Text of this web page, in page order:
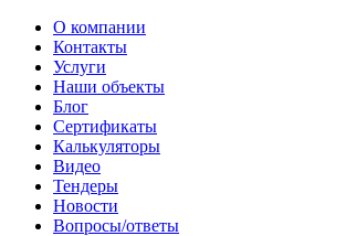
О компании
Контакты
Услуги
Наши объекты
Блог
Сертификаты
Калькуляторы
Видео
Тендеры
Новости
Вопросы/ответы